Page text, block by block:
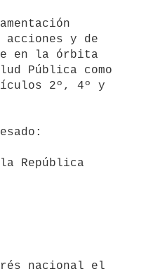
y de
en la órbita
Pública como
2º, 4º y